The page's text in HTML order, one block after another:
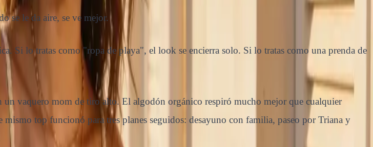
se le da aire, se ve mejor.
Si lo tratas como "ropa de playa", el look se encierra solo. Si lo tratas como una prenda de
vaquero mom de tiro alto. El algodón orgánico respiró mucho mejor que cualquier
top funcionó para tres planes seguidos: desayuno con familia, paseo por Triana y